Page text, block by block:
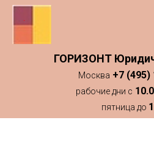
ГОРИЗОНТ
Москва +7 (495)
рабочие дни с
пятница до